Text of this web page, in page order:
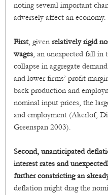
noting several important
adversely affect an economy.
First, given relatively rigid
wages, an unexpected fall in
collapse in aggregate
and lower firms’ profit
back production and
nominal input prices, the
and employment (Akerlof,
Greenspan 2003).
Second, unanticipated
interest rates and
further constricting an
deflation might drag the